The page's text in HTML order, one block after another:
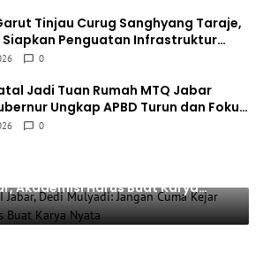
Tinjau Curug Sanghyang Taraje,
Siapkan Penguatan Infrastruktur
Pariwisata
0
Jadi Tuan Rumah MTQ Jabar
Ungkap APBD Turun dan Fokus
ke Infrastruktur
0
Jabar, Dedi Mulyadi: Jangan
Akademisi Harus Buat Karya